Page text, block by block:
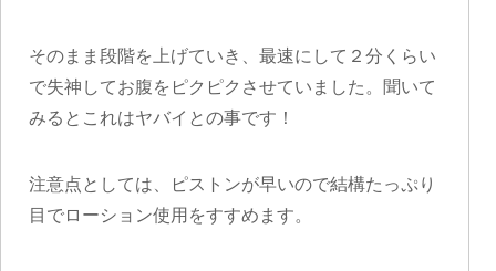
そのまま段階を上げていき、最速にして２分くらい
で失神してお腹をピクピクさせていました。聞いて
みるとこれはヤバイとの事です！
注意点としては、ピストンが早いので結構たっぷり
目でローション使用をすすめます。